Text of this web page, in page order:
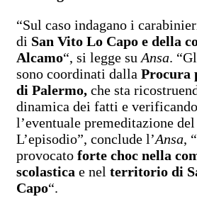
“Sul caso indagano i
di San Vito Lo Capo e della
Alcamo“, si legge su Ansa.
sono coordinati dalla Procura
di Palermo, che sta
dinamica dei fatti e
l’eventuale premeditazione del
L’episodio”, conclude l’Ansa,
provocato forte choc nella
scolastica e nel territorio di
Capo“.